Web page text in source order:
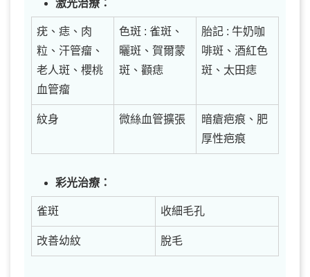
激光治療：
疣、痣、肉
粒、汗管瘤、
老人斑、櫻桃
血管瘤
色斑 : 雀斑、
曬斑、賀爾蒙
斑、顴痣
胎記 : 牛奶咖
啡斑、酒紅色
斑、太田痣
紋身 微絲血管擴張
暗瘡疤痕、肥
厚性疤痕
彩光治療：
雀斑 收細毛孔
改善幼紋 脫毛